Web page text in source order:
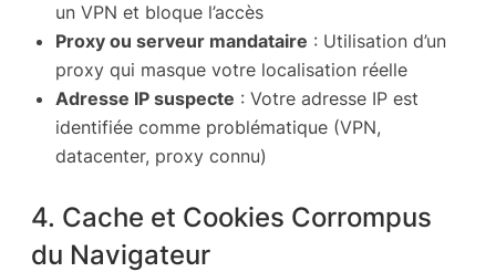
un VPN et bloque l’accès
Proxy ou serveur mandataire : Utilisation d’un
proxy qui masque votre localisation réelle
Adresse IP suspecte : Votre adresse IP est
identifiée comme problématique (VPN,
datacenter, proxy connu)
4. Cache et Cookies Corrompus
du Navigateur